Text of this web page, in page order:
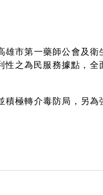
市第一藥師公會及衛
之為民服務據點，全
極轉介毒防局，另為